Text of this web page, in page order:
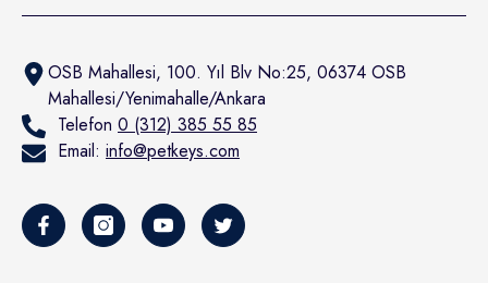
OSB Mahallesi, 100. Yıl Blv No:25, 06374 OSB
Mahallesi/Yenimahalle/Ankara
Telefon 0 (312) 385 55 85
Email: info@petkeys.com